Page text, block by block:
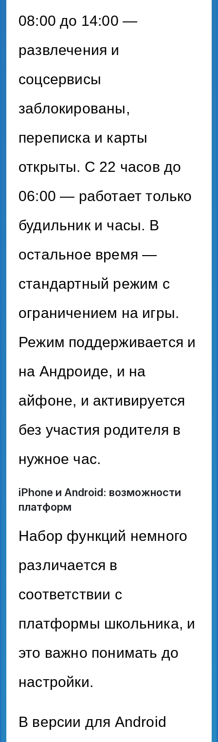
08:00 до 14:00 —
развлечения и
соцсервисы
заблокированы,
переписка и карты
открыты. С 22 часов до
06:00 — работает только
будильник и часы. В
остальное время —
стандартный режим с
ограничением на игры.
Режим поддерживается и
на Андроиде, и на
айфоне, и активируется
без участия родителя в
нужное час.
iPhone и Android: возможности
платформ
Набор функций немного
различается в
соответствии с
платформы школьника, и
это важно понимать до
настройки.
В версии для Android